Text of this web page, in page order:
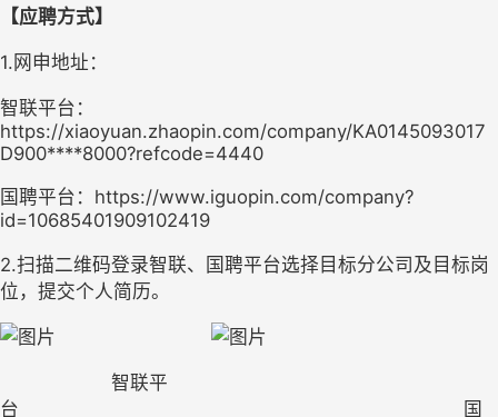
【应聘方式】
1.网申地址：
智联平台：
https://xiaoyuan.zhaopin.com/company/KA0145093017
D900****8000?refcode=4440
国聘平台： https://www.iguopin.com/company?
id=10685401909102419
2.扫描二维码登录智联、国聘平台选择目标分公司及目标岗
位，提交个人简历。
智联平
台 国